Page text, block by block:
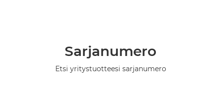
Sarjanumero
Etsi yritystuotteesi sarjanumero